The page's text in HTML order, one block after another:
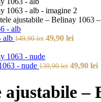
ajustabile – Belinay 1063
alb 149,90lei Prețul
fost:
49,90 leiPrețul
49,90 lei.
- nude 139,90lei Prețul
fost:
49,90 lei
–